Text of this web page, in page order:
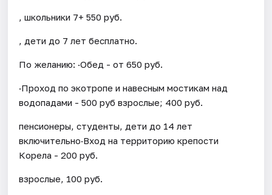
, школьники 7+ 550 руб.
, дети до 7 лет бесплатно.
По желанию: ·Обед - от 650 руб.
·Проход по экотропе и навесным мостикам над
водопадами - 500 руб взрослые; 400 руб.
пенсионеры, студенты, дети до 14 лет
включительно·Вход на территорию крепости
Корела - 200 руб.
взрослые, 100 руб.